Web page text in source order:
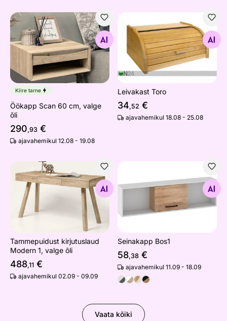
Öökapp Scan 60 cm, valge õli
Otsi sarnaseid
Kiire tarne
Öökapp Scan 60 cm, valge
õli
290,93 €
ajavahemikul 12.08 - 19.08
Leivakast Toro
Otsi sarnaseid
Leivakast Toro
34,52 €
ajavahemikul 18.08 - 25.08
Tammepuidust kirjutuslaud Modern 1, valge õli
Otsi sarnaseid
Tammepuidust kirjutuslaud
Modern 1, valge õli
488,11 €
ajavahemikul 02.09 - 09.09
Seinakapp Bos1
Otsi sarnaseid
Seinakapp Bos1
58,38 €
ajavahemikul 11.09 - 18.09
Vaata kõiki